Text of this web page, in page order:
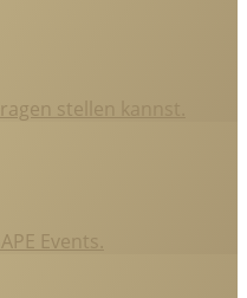
stellen kannst.
Events.